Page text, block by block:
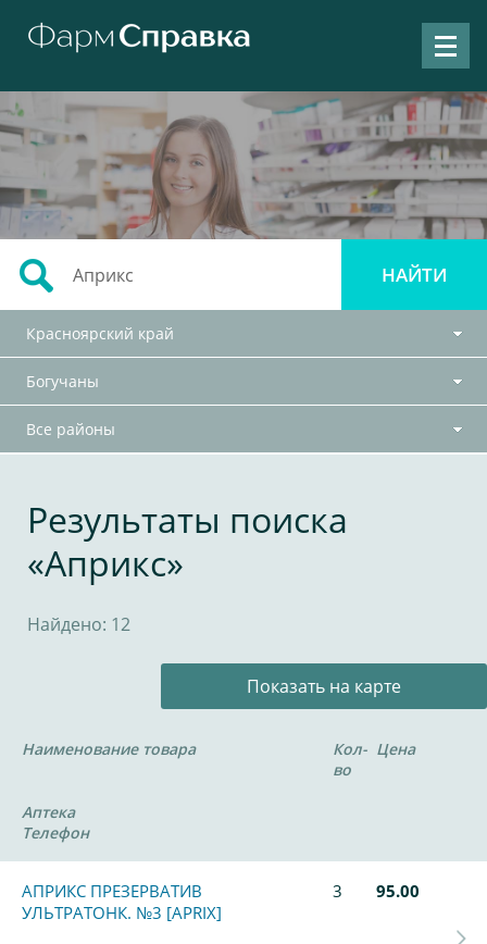
Красноярский край
Богучаны
Все районы
Результаты поиска
«Априкс»
Найдено: 12
Показать на карте
Наименование товара
Кол-
во
Цена
Аптека
Телефон
АПРИКС ПРЕЗЕРВАТИВ
УЛЬТРАТОНК. №3 [APRIX]
3 95.00